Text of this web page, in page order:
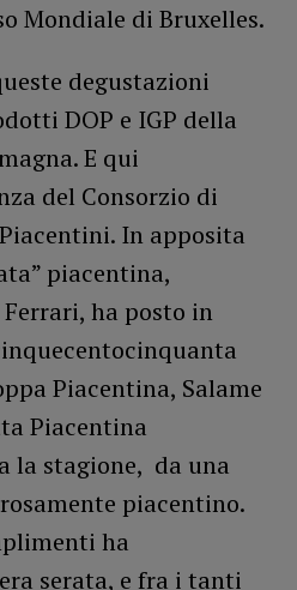
Mondiale di Bruxelles.
degustazioni
DOP e IGP della
E qui
del Consorzio di
In apposita
piacentina,
ha posto in
Piacentina, Salame
Piacentina
la stagione, da una
piacentino.
ha
serata, e fra i tanti